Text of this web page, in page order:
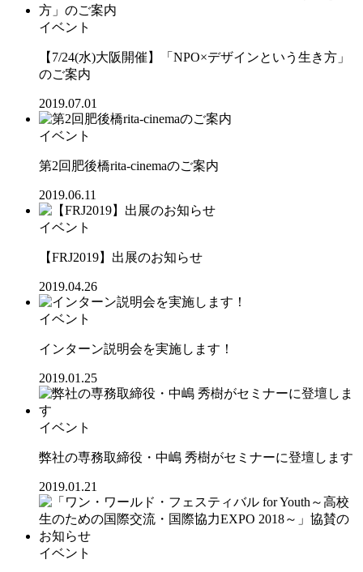
イベント
【7/24(水)大阪開催】「NPO×デザインという生き方」
のご案内
2019.07.01
イベント
第2回肥後橋rita-cinemaのご案内
2019.06.11
イベント
【FRJ2019】出展のお知らせ
2019.04.26
イベント
インターン説明会を実施します！
2019.01.25
イベント
弊社の専務取締役・中嶋 秀樹がセミナーに登壇します
2019.01.21
イベント